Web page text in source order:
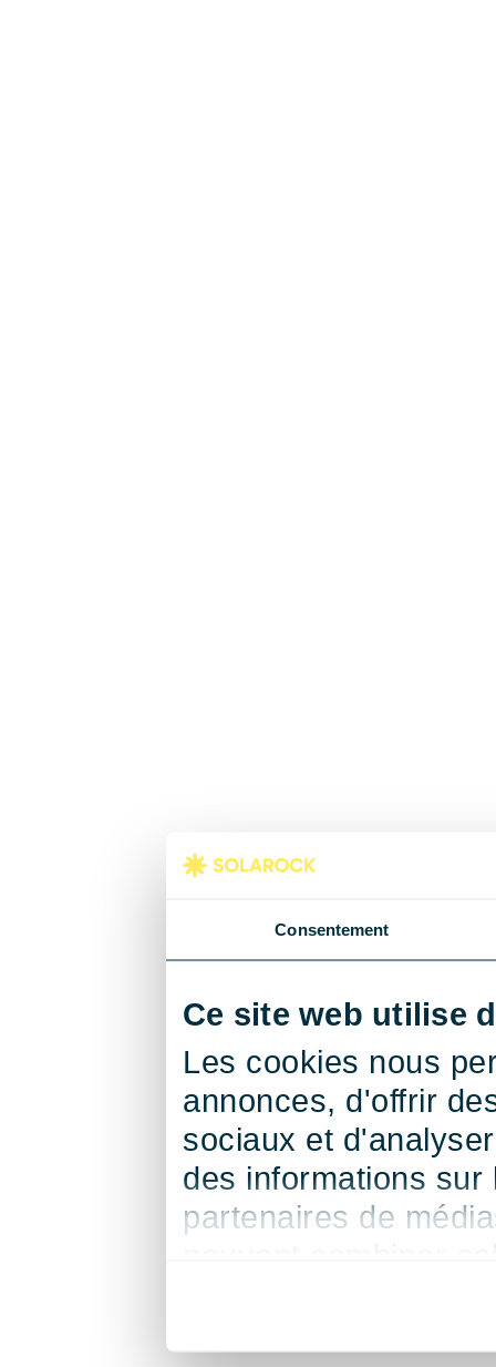
Consentement
Ce site web utilise
Les cookies nous
annonces, d'offrir
sociaux et
des informations
partenaires de